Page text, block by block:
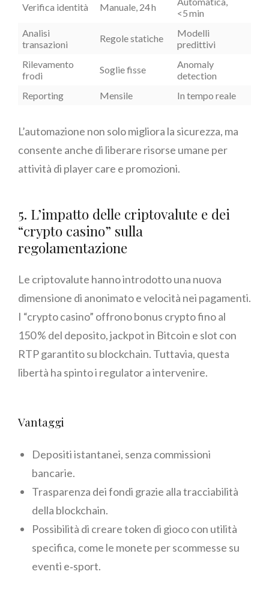
Verifica identità Manuale, 24 h
<5 min
Analisi
transazioni
Regole statiche
Modelli
predittivi
Rilevamento
frodi
Soglie fisse
Anomaly
detection
Reporting
Mensile In tempo reale
L’automazione non solo migliora la sicurezza, ma
consente anche di liberare risorse umane per
attività di player care e promozioni.
5. L’impatto delle criptovalute e dei
“crypto casino” sulla
regolamentazione
Le criptovalute hanno introdotto una nuova
dimensione di anonimato e velocità nei pagamenti.
I “crypto casino” offrono bonus crypto fino al
150 % del deposito, jackpot in Bitcoin e slot con
RTP garantito su blockchain. Tuttavia, questa
libertà ha spinto i regulator a intervenire.
Vantaggi
Depositi istantanei, senza commissioni
bancarie.
Trasparenza dei fondi grazie alla tracciabilità
della blockchain.
Possibilità di creare token di gioco con utilità
specifica, come le monete per scommesse su
eventi e‑sport.